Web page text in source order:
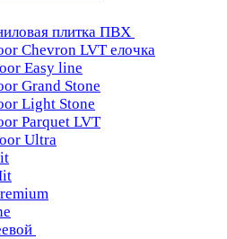
плитка ПВХ
Chevron LVT елочка
Easy line
Grand Stone
Light Stone
Parquet LVT
Ultra